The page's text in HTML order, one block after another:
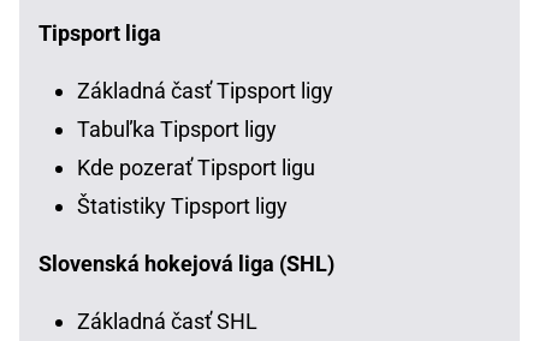
Tipsport liga
Základná časť Tipsport ligy
Tabuľka Tipsport ligy
Kde pozerať Tipsport ligu
Štatistiky Tipsport ligy
Slovenská hokejová liga (SHL)
Základná časť SHL